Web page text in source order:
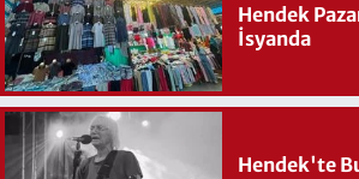
Hendek
İsyanda
Hendek'te